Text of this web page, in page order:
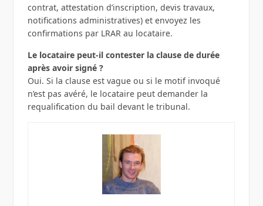
contrat, attestation d’inscription, devis travaux,
notifications administratives) et envoyez les
confirmations par LRAR au locataire.
Le locataire peut-il contester la clause de durée
après avoir signé ?
Oui. Si la clause est vague ou si le motif invoqué
n’est pas avéré, le locataire peut demander la
requalification du bail devant le tribunal.